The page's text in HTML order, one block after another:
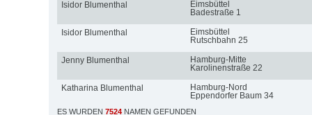
Isidor Blumenthal
Eimsbüttel
Badestraße 1
Isidor Blumenthal
Eimsbüttel
Rutschbahn 25
Jenny Blumenthal
Hamburg-Mitte
Karolinenstraße 22
Katharina Blumenthal
Hamburg-Nord
Eppendorfer Baum 34
ES WURDEN 7524 NAMEN GEFUNDEN